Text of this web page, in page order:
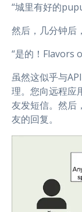
“城里有好的
然后，几分钟后
“是的！Flavors
虽然这似乎与
理。您向远程应
友发短信。然后
友的回复。